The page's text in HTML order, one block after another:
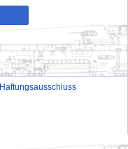
Haftungsausschluss